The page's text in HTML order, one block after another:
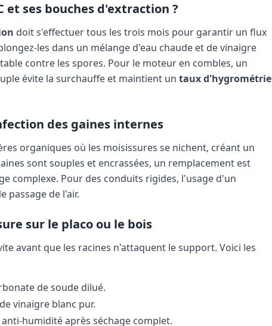
ses bouches d'extraction ?
doit s'effectuer tous les trois mois pour garantir un flux
les dans un mélange d'eau chaude et de vinaigre
contre les spores. Pour le moteur en combles, un
évite la surchauffe et maintient un taux d'hygrométrie
des gaines internes
organiques où les moisissures se nichent, créant un
sont souples et encrassées, un remplacement est
complexe. Pour des conduits rigides, l'usage d'un
passage de l'air.
sur le placo ou le bois
avant que les racines n'attaquent le support. Voici les
de soude dilué.
vinaigre blanc pur.
humidité après séchage complet.